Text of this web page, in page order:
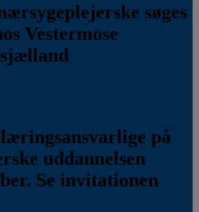
søges
Vestermose
på
uddannelsen
Se invitationen